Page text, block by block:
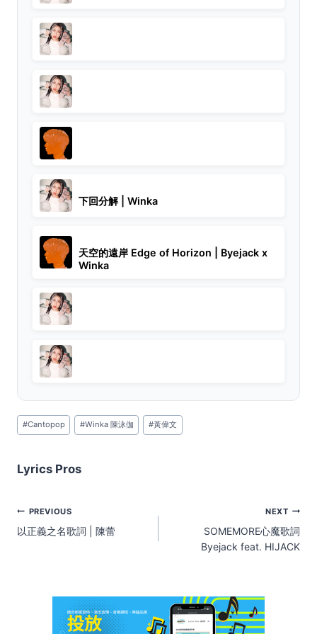
下回分解 | Winka
天空的遠岸 Edge of Horizon | Byejack x
Winka
Post
Tags:
#Cantopop #Winka 陳泳伽 #黃偉文
Lyrics Pros
Post
navigation
PREVIOUS
以正義之名歌詞 | 陳蕾
NEXT
SOMEMORE心魔歌詞
Byejack feat. HIJACK